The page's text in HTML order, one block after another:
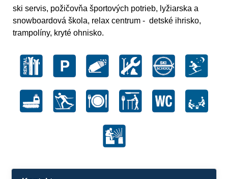
ski servis, požičovňa športových potrieb, lyžiarska a
snowboardová škola, relax centrum - detské ihrisko,
trampolíny, kryté ohnisko.